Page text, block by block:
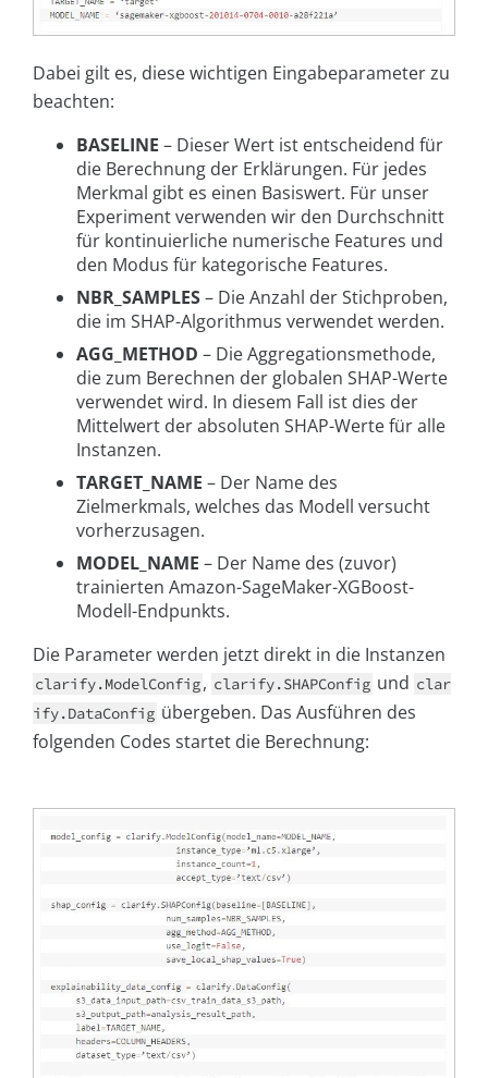
Dabei gilt es, diese wichtigen Eingabeparameter zu
beachten:
BASELINE – Dieser Wert ist entscheidend für
die Berechnung der Erklärungen. Für jedes
Merkmal gibt es einen Basiswert. Für unser
Experiment verwenden wir den Durchschnitt
für kontinuierliche numerische Features und
den Modus für kategorische Features.
NBR_SAMPLES– Die Anzahl der Stichproben,
die im SHAP-Algorithmus verwendet werden.
AGG_METHOD – Die Aggregationsmethode,
die zum Berechnen der globalen SHAP-Werte
verwendet wird. In diesem Fall ist dies der
Mittelwert der absoluten SHAP-Werte für alle
Instanzen.
TARGET_NAME – Der Name des
Zielmerkmals, welches das Modell versucht
vorherzusagen.
MODEL_NAME – Der Name des (zuvor)
trainierten Amazon-SageMaker-XGBoost-
Modell-Endpunkts.
Die Parameter werden jetzt direkt in die Instanzen
clarify.ModelConfig, clarify.SHAPConfig und clar
ify.DataConfig übergeben. Das Ausführen des
folgenden Codes startet die Berechnung: